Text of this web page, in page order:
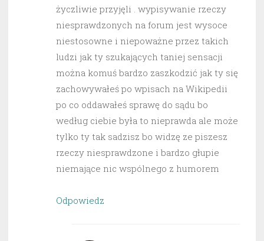
życzliwie przyjęli . wypisywanie rzeczy
niesprawdzonych na forum jest wysoce
niestosowne i niepoważne przez takich
ludzi jak ty szukających taniej sensacji
można komuś bardzo zaszkodzić jak ty się
zachowywałeś po wpisach na Wikipedii
po co oddawałeś sprawę do sądu bo
według ciebie była to nieprawda ale może
tylko ty tak sadzisz bo widzę ze piszesz
rzeczy niesprawdzone i bardzo głupie
niemające nic wspólnego z humorem
Odpowiedz